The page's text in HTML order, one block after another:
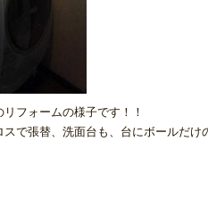
フォームの様子です！！
で張替、洗面台も、台にボールだ